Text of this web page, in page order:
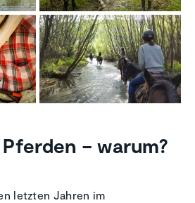
– warum?
letzten Jahren im